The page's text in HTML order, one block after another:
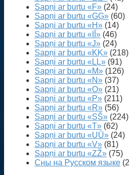
Sapņi ar burtu «F» (24)
Sapņi ar burtu «GĢ» (60)
Sapņi ar burtu «H» (14)
Sapņi ar burtu «IĪ» (46)
Sapņi ar burtu «J» (24)
Sapņi ar burtu «KĶ» (218)
Sapņi ar burtu «LĻ» (91)
Sapņi ar burtu «M» (126)
Sapņi ar burtu «N» (37)
Sapņi ar burtu «O» (21)
Sapņi ar burtu «P» (211)
Sapņi ar burtu «R» (56)
Sapņi ar burtu «SŠ» (224)
Sapņi ar burtu «T» (62)
Sapņi ar burtu «UŪ» (24)
Sapņi ar burtu «V» (81)
Sapņi ar burtu «ZŽ» (75)
Сны на Русском языке